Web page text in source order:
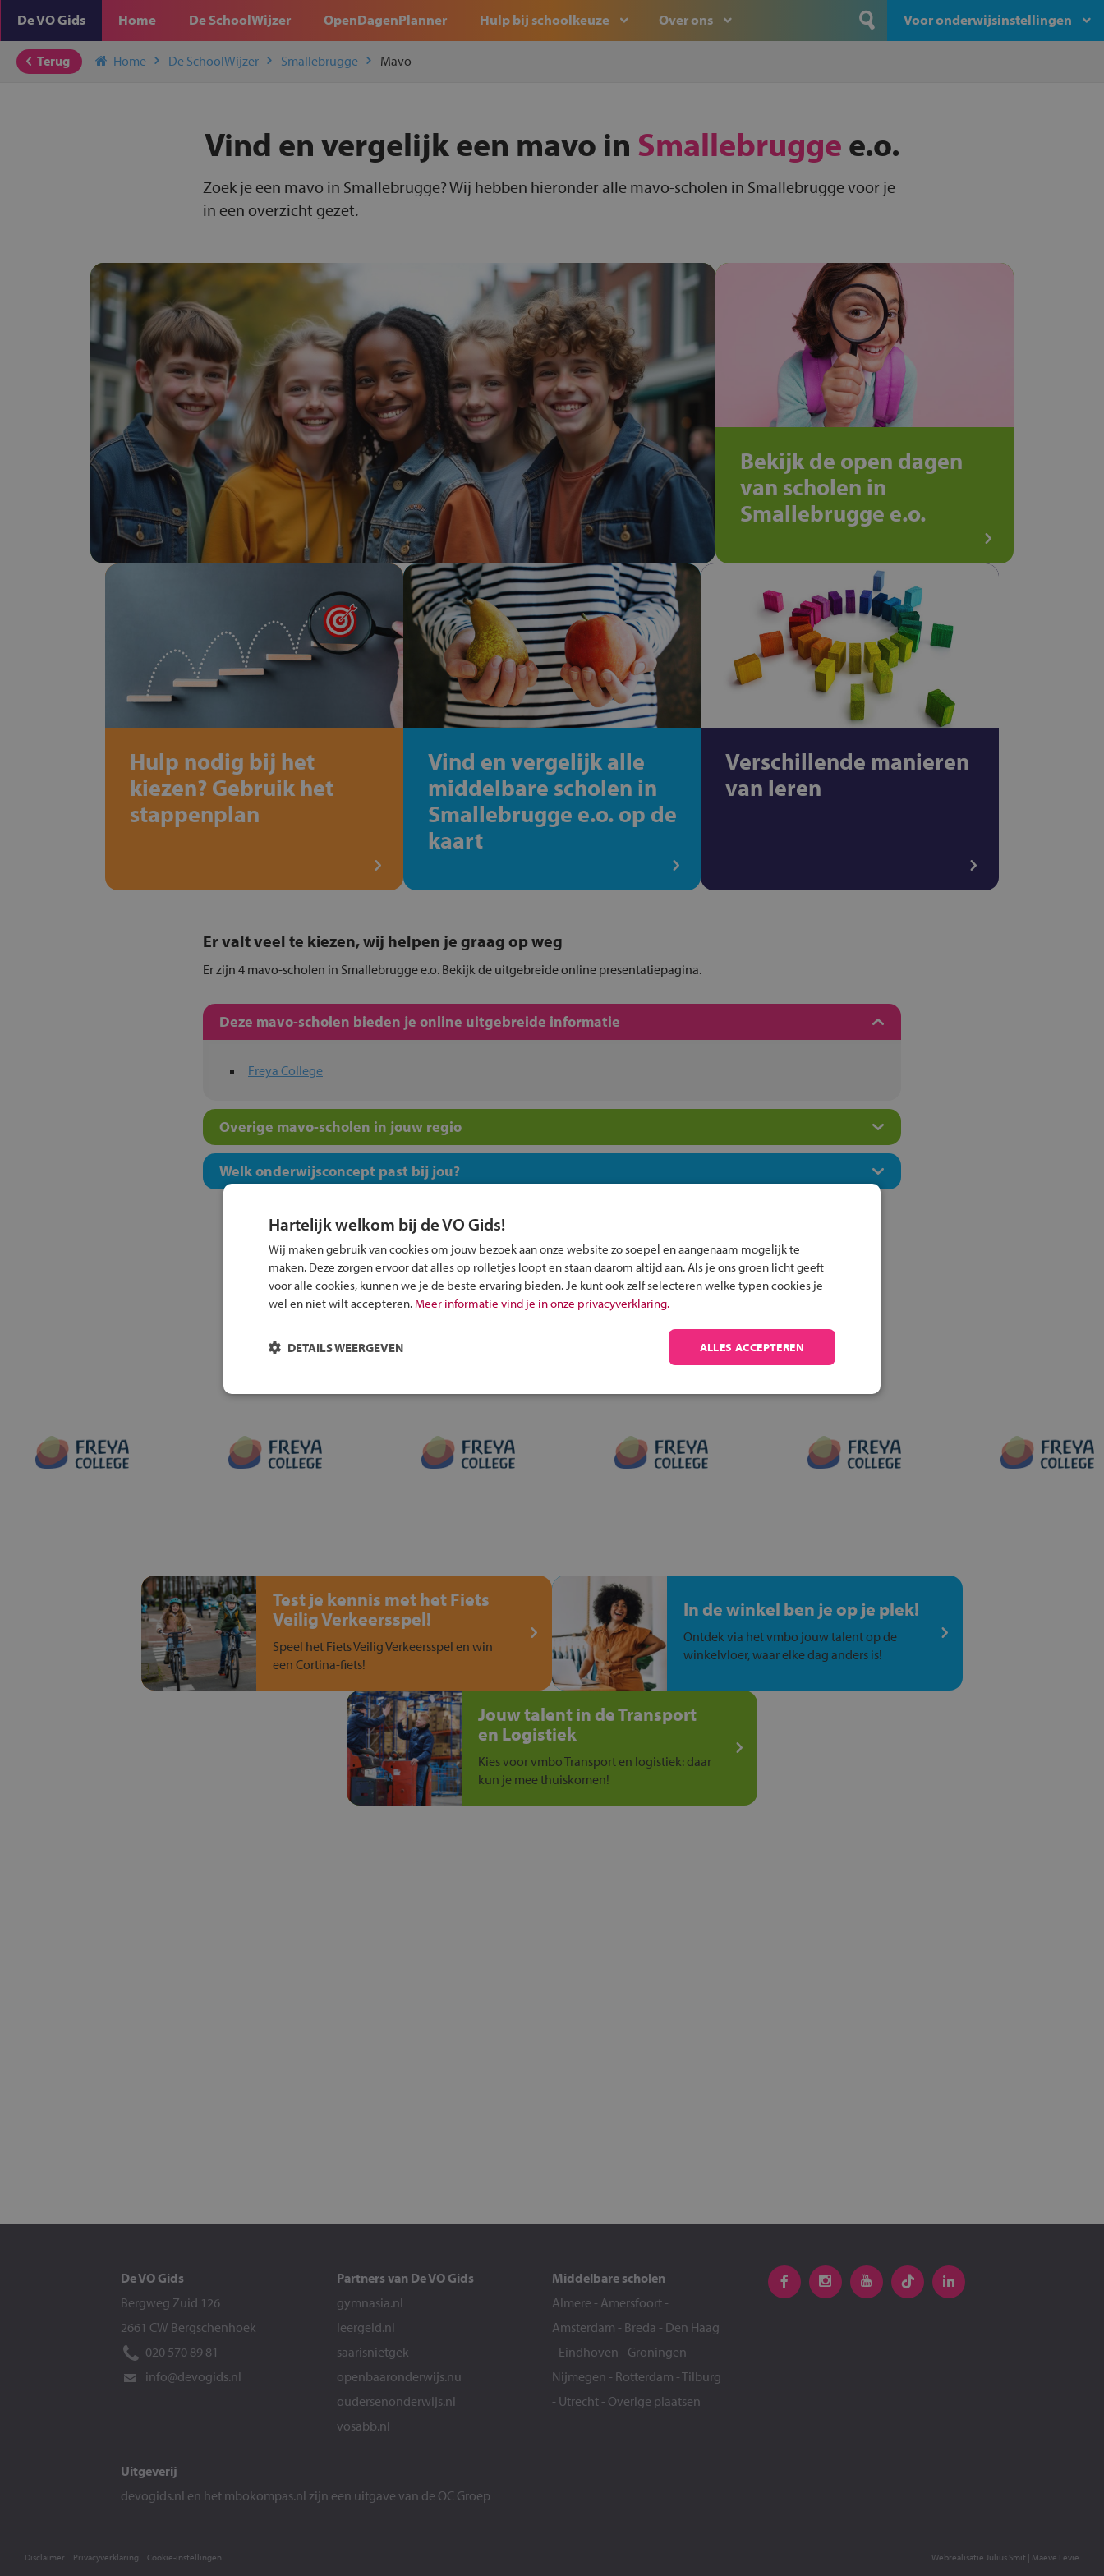
De VO Gids Home De SchoolWijzer OpenDagenPlanner Hulp bij schoolkeuze Over ons Voor onderwijsinstellingen
Terug Home De SchoolWijzer Smallebrugge Mavo
Vind en vergelijk een mavo in Smallebruggee.o.
Zoek je een mavo in Smallebrugge? Wij hebben hieronder alle mavo-scholen in Smallebrugge voor je
in een overzicht gezet.
Bekijk de open dagen
van scholen in
Smallebrugge e.o.
Hulp nodig bij het
kiezen? Gebruik het
stappenplan
Vind en vergelijk alle
middelbare scholen in
Smallebrugge e.o. op de
kaart
Verschillende manieren
van leren
Er valt veel te kiezen, wij helpen je graag op weg
Er zijn 4 mavo-scholen in Smallebrugge e.o. Bekijk de uitgebreide online presentatiepagina.
Deze mavo-scholen bieden je online uitgebreide informatie
Freya College
Overige mavo-scholen in jouw regio
Welk onderwijsconcept past bij jou?
Inschrijven?
Alle informatie om je kind aan te melden bij
Test je kennis met het Fiets
Veilig Verkeersspel!
Speel het Fiets Veilig Verkeersspel en win
een Cortina-fiets!
In de winkel ben je op je plek!
Ontdek via het vmbo jouw talent op de
winkelvloer, waar elke dag anders is!
Jouw talent in de Transport
en Logistiek
Kies voor vmbo Transport en logistiek: daar
kun je mee thuiskomen!
De VO Gids
Bergweg Zuid 126
2661 CW Bergschenhoek
020 570 89 81
info@devogids.nl
Partners van De VO Gids
gymnasia.nl
leergeld.nl
saarisnietgek
openbaaronderwijs.nu
oudersenonderwijs.nl
vosabb.nl
Middelbare scholen
Almere - Amersfoort -
Amsterdam - Breda - Den Haag
- Eindhoven - Groningen -
Nijmegen - Rotterdam -Tilburg
- Utrecht - Overige plaatsen
Uitgeverij
devogids.nl en het mbokompas.nl zijn een uitgave van de OC Groep
Webrealisatie Julius Smit | Maeve Levie
Disclaimer Privacyverklaring Cookie-instellingen
Hartelijk welkom bij de VO Gids!
Wij maken gebruik van cookies om jouw bezoek aan onze website zo soepel en aangenaam mogelijk te
maken. Deze zorgen ervoor dat alles op rolletjes loopt en staan daarom altijd aan. Als je ons groen licht geeft
voor alle cookies, kunnen we je de beste ervaring bieden. Je kunt ook zelf selecteren welke typen cookies je
wel en niet wilt accepteren. Meer informatie vind je in onze privacyverklaring.
ALLES ACCEPTEREN
DETAILS WEERGEVEN